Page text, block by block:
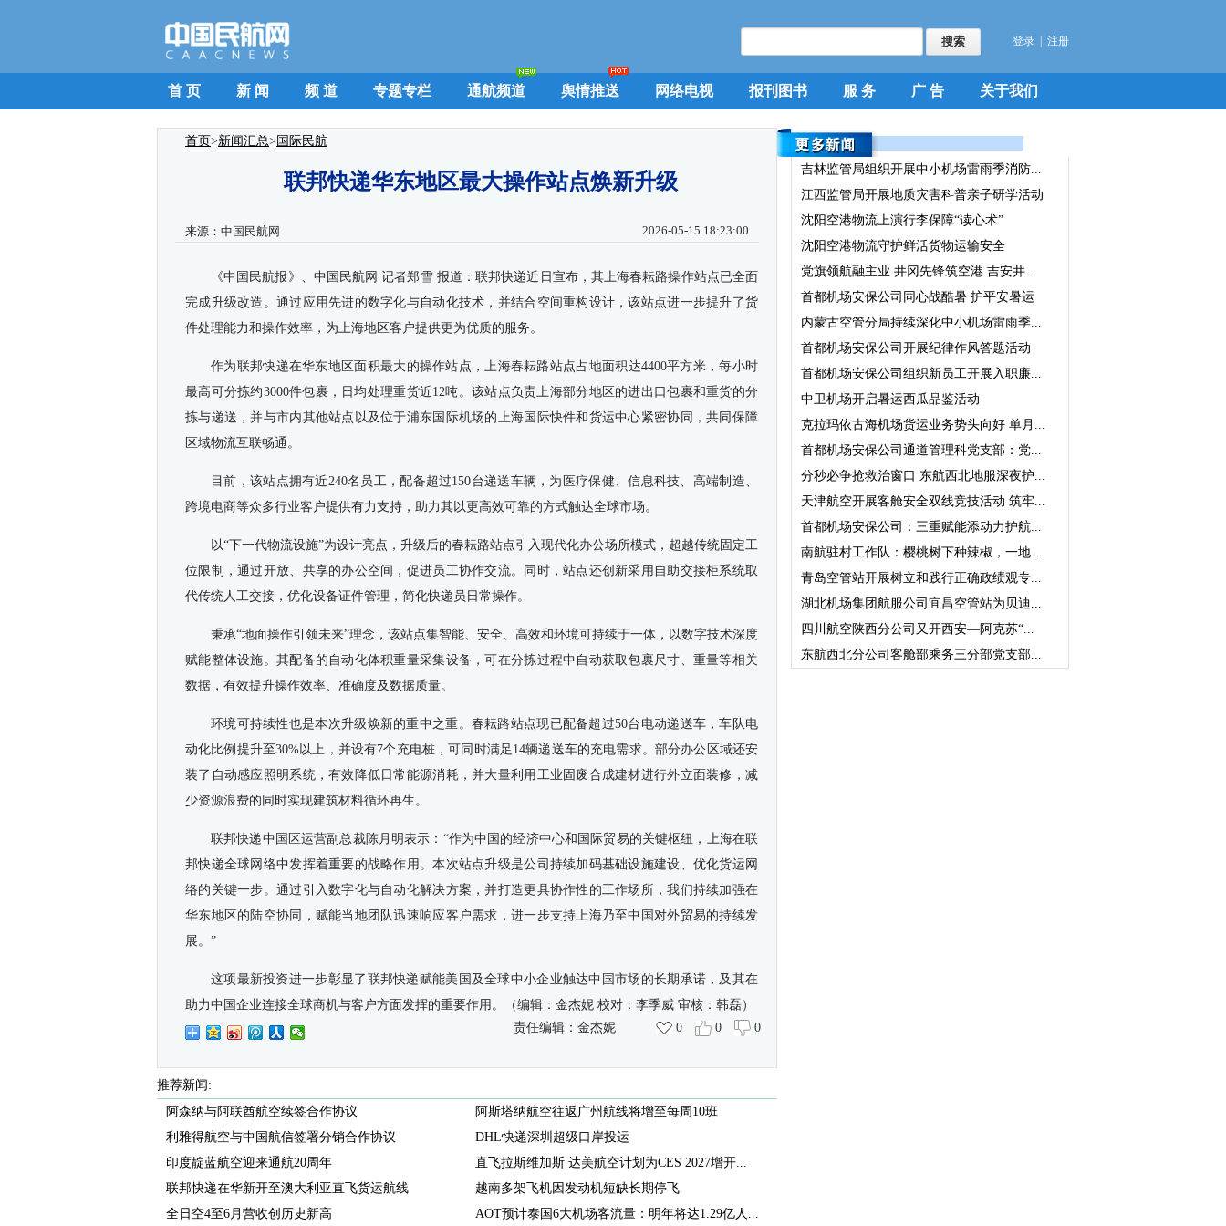
登录 注册
首 页 新 闻 频 道 专题专栏 通航频道 舆情推送 网络电视 报刊图书 服 务 广 告 关于我们
首页>新闻汇总> 国际民航
联邦快递华东地区最大操作站点焕新升级
来源： 中国民航网 2026-05-15 18:23:00
《中国民航报》、中国民航网 记者郑雪 报道：联邦快递近日宣布，其上海春耘路操作站点已全面
完成升级改造。通过应用先进的数字化与自动化技术，并结合空间重构设计，该站点进一步提升了货
件处理能力和操作效率，为上海地区客户提供更为优质的服务。
作为联邦快递在华东地区面积最大的操作站点，上海春耘路站点占地面积达4400平方米，每小时
最高可分拣约3000件包裹，日均处理重货近12吨。该站点负责上海部分地区的进出口包裹和重货的分
拣与递送，并与市内其他站点以及位于浦东国际机场的上海国际快件和货运中心紧密协同，共同保障
区域物流互联畅通。
目前，该站点拥有近240名员工，配备超过150台递送车辆，为医疗保健、信息科技、高端制造、
跨境电商等众多行业客户提供有力支持，助力其以更高效可靠的方式触达全球市场。
以“下一代物流设施”为设计亮点，升级后的春耘路站点引入现代化办公场所模式，超越传统固定工
位限制，通过开放、共享的办公空间，促进员工协作交流。同时，站点还创新采用自助交接柜系统取
代传统人工交接，优化设备证件管理，简化快递员日常操作。
秉承“地面操作引领未来”理念，该站点集智能、安全、高效和环境可持续于一体，以数字技术深度
赋能整体设施。其配备的自动化体积重量采集设备，可在分拣过程中自动获取包裹尺寸、重量等相关
数据，有效提升操作效率、准确度及数据质量。
环境可持续性也是本次升级焕新的重中之重。春耘路站点现已配备超过50台电动递送车，车队电
动化比例提升至30%以上，并设有7个充电桩，可同时满足14辆递送车的充电需求。部分办公区域还安
装了自动感应照明系统，有效降低日常能源消耗，并大量利用工业固废合成建材进行外立面装修，减
少资源浪费的同时实现建筑材料循环再生。
联邦快递中国区运营副总裁陈月明表示：“作为中国的经济中心和国际贸易的关键枢纽，上海在联
邦快递全球网络中发挥着重要的战略作用。本次站点升级是公司持续加码基础设施建设、优化货运网
络的关键一步。通过引入数字化与自动化解决方案，并打造更具协作性的工作场所，我们持续加强在
华东地区的陆空协同，赋能当地团队迅速响应客户需求，进一步支持上海乃至中国对外贸易的持续发
展。”
这项最新投资进一步彰显了联邦快递赋能美国及全球中小企业触达中国市场的长期承诺，及其在
助力中国企业连接全球商机与客户方面发挥的重要作用。（编辑：金杰妮 校对：李季威 审核：韩磊）
责任编辑： 金杰妮 0 0 0
推荐新闻:
阿森纳与阿联酋航空续签合作协议
利雅得航空与中国航信签署分销合作协议
印度靛蓝航空迎来通航20周年
联邦快递在华新开至澳大利亚直飞货运航线
全日空4至6月营收创历史新高
阿斯塔纳航空往返广州航线将增至每周10班
DHL快递深圳超级口岸投运
直飞拉斯维加斯 达美航空计划为CES 2027增开...
越南多架飞机因发动机短缺长期停飞
AOT预计泰国6大机场客流量：明年将达1.29亿人...
吉林监管局组织开展中小机场雷雨季消防...
江西监管局开展地质灾害科普亲子研学活动
沈阳空港物流上演行李保障“读心术”
沈阳空港物流守护鲜活货物运输安全
党旗领航融主业 井冈先锋筑空港 吉安井...
首都机场安保公司同心战酷暑 护平安暑运
内蒙古空管分局持续深化中小机场雷雨季...
首都机场安保公司开展纪律作风答题活动
首都机场安保公司组织新员工开展入职廉...
中卫机场开启暑运西瓜品鉴活动
克拉玛依古海机场货运业务势头向好 单月...
首都机场安保公司通道管理科党支部：党...
分秒必争抢救治窗口 东航西北地服深夜护...
天津航空开展客舱安全双线竞技活动 筑牢...
首都机场安保公司：三重赋能添动力护航...
南航驻村工作队：樱桃树下种辣椒，一地...
青岛空管站开展树立和践行正确政绩观专...
湖北机场集团航服公司宜昌空管站为贝迪...
四川航空陕西分公司又开西安—阿克苏“...
东航西北分公司客舱部乘务三分部党支部...